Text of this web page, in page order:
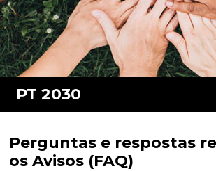
Perguntas e respostas
os Avisos (FAQ)